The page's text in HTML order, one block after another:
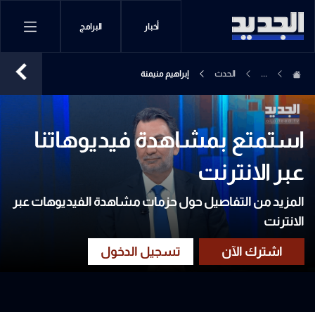
أخبار البرامج
... الحدث إبراهيم منيمنة
استمتع بمشاهدة فيديوهاتنا
عبر الانترنت
المزيد من التفاصيل حول حزمات مشاهدة الفيديوهات عبر
الانترنت